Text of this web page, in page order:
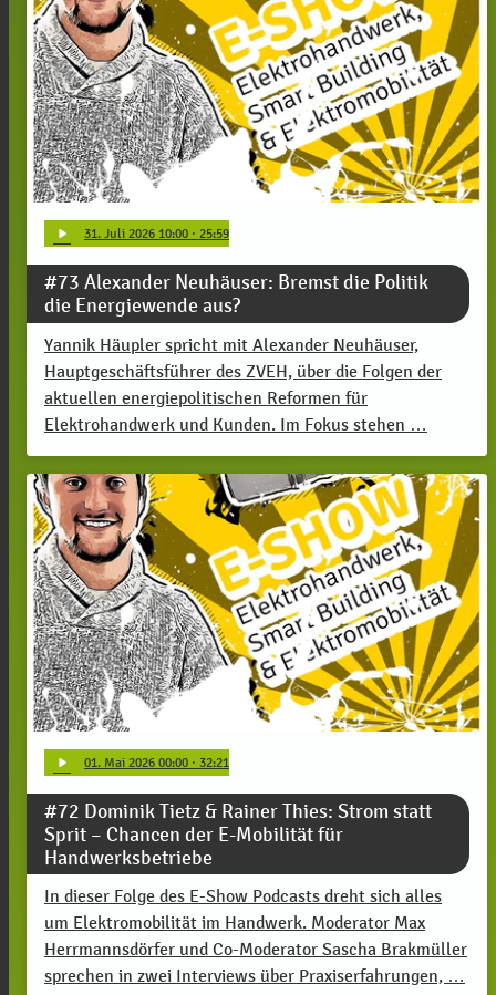
play_arrow 31. Juli 2026 10:00 · 25:59
#73 Alexander Neuhäuser: Bremst die Politik
die Energiewende aus?
Yannik Häupler spricht mit Alexander Neuhäuser,
Hauptgeschäftsführer des ZVEH, über die Folgen der
aktuellen energiepolitischen Reformen für
Elektrohandwerk und Kunden. Im Fokus stehen …
play_arrow 01. Mai 2026 00:00 · 32:21
#72 Dominik Tietz & Rainer Thies: Strom statt
Sprit – Chancen der E-Mobilität für
Handwerksbetriebe
In dieser Folge des E-Show Podcasts dreht sich alles
um Elektromobilität im Handwerk. Moderator Max
Herrmannsdörfer und Co-Moderator Sascha Brakmüller
sprechen in zwei Interviews über Praxiserfahrungen, …